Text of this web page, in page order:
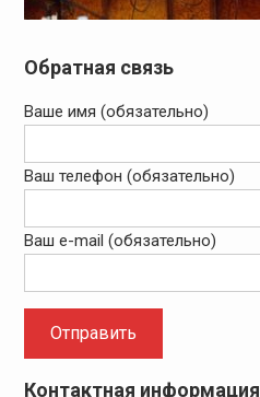
Обратная связь
Ваше имя (обязательно)
Ваш телефон (обязательно)
Ваш e-mail (обязательно)
Контактная информация